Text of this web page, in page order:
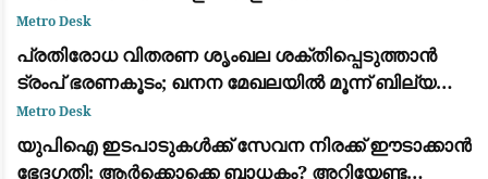
അറസ്റ്റിൽ
Metro Desk
പ്രതിരോധ വിതരണ ശൃംഖല ശക്തിപ്പെടുത്താൻ
ട്രംപ് ഭരണകൂടം; ഖനന മേഖലയിൽ മൂന്ന് ബില്യൺ
ഡോളറിന്റെ വൻ നിക്ഷേപം
Metro Desk
യുപിഐ ഇടപാടുകൾക്ക് സേവന നിരക്ക് ഈടാക്കാൻ
ഭേദഗതി: ആർക്കൊക്കെ ബാധകം? അറിയേണ്ട